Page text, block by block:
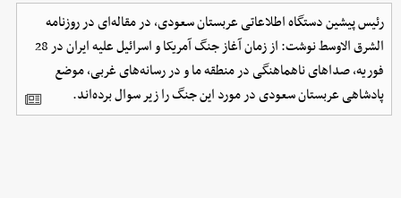
رئیس پیشین دستگاه اطلاعاتی عربستان سعودی، در مقاله‌ای در روزنامه
الشرق الاوسط نوشت: از زمان آغاز جنگ آمریکا و اسرائیل علیه ایران در 28
فوریه، صداهای ناهماهنگی در منطقه ما و در رسانه‌های غربی، موضع
پادشاهی عربستان سعودی در مورد این جنگ را زیر سوال برده‌اند.